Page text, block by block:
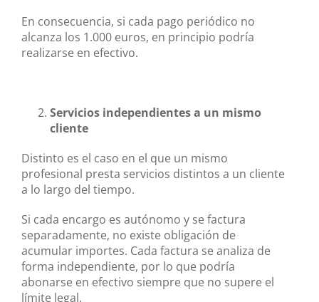
En consecuencia, si cada pago periódico no
alcanza los 1.000 euros, en principio podría
realizarse en efectivo.
Servicios independientes a un mismo
cliente
Distinto es el caso en el que un mismo
profesional presta servicios distintos a un cliente
a lo largo del tiempo.
Si cada encargo es autónomo y se factura
separadamente, no existe obligación de
acumular importes. Cada factura se analiza de
forma independiente, por lo que podría
abonarse en efectivo siempre que no supere el
límite legal.